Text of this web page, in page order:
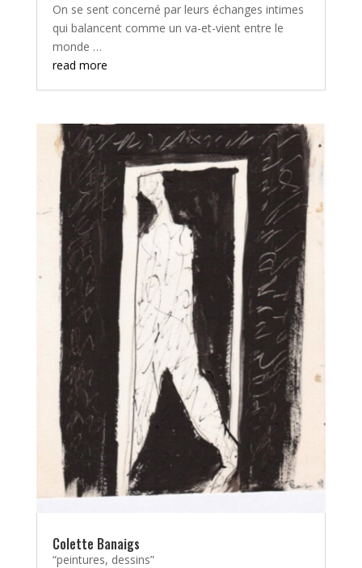
On se sent concerné par leurs échanges intimes
qui balancent comme un va-et-vient entre le
monde …
read more
Colette Banaigs
“peintures, dessins”